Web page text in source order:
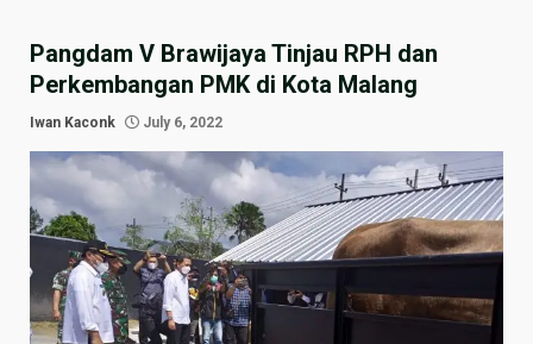
Pangdam V Brawijaya Tinjau RPH dan
Perkembangan PMK di Kota Malang
Iwan Kaconk July 6, 2022